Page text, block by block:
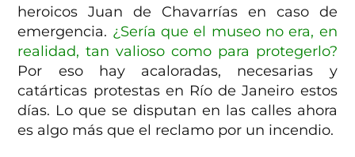
heroicos Juan de Chavarrías en caso de
emergencia. ¿Sería que el museo no era, en
realidad, tan valioso como para protegerlo?
Por eso hay acaloradas, necesarias y
catárticas protestas en Río de Janeiro estos
días. Lo que se disputan en las calles ahora
es algo más que el reclamo por un incendio.